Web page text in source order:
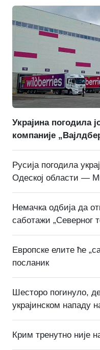
Украјина погодила
компаније
Русија погодила
Одеској области —
Немачка одбија да
саботажи „Северног
Европске елите ће
посланик
Шесторо погинуло,
украјинском нападу
Крим тренутно није